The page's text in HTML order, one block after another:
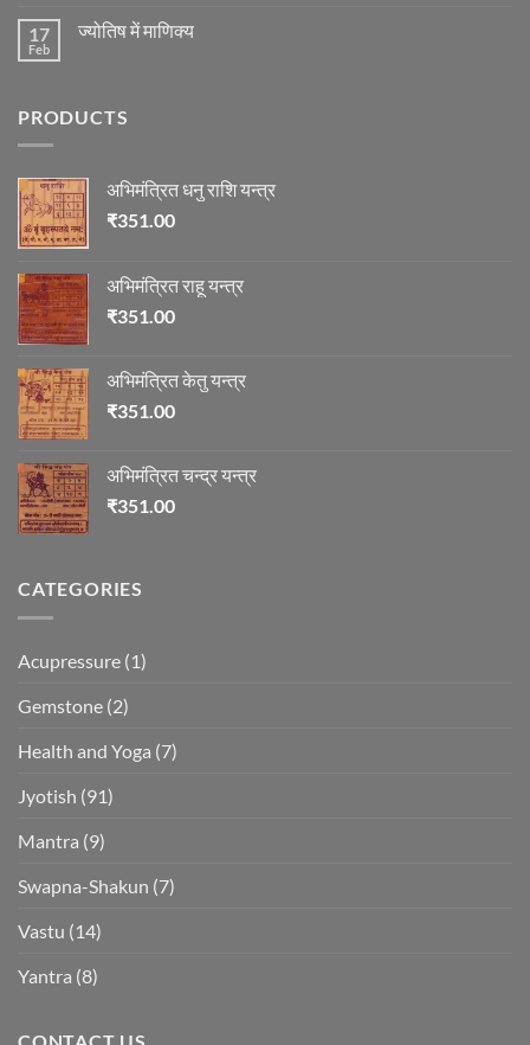
विचार
ज्योतिष
रुद्राक्ष
17
Feb
ज्योतिष में माणिक्य
में
PRODUCTS
अभिमंत्रित धनु राशि यन्त्र
₹351.00
अभिमंत्रित राहू यन्त्र
₹351.00
अभिमंत्रित केतु यन्त्र
₹351.00
अभिमंत्रित चन्द्र यन्त्र
₹351.00
CATEGORIES
Acupressure (1)
Gemstone (2)
Health and Yoga (7)
Jyotish (91)
Mantra (9)
Swapna-Shakun (7)
Vastu (14)
Yantra (8)